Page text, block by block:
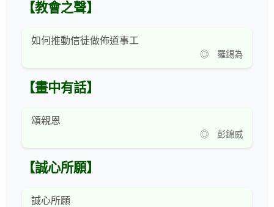
【教會之聲】
如何推動信徒做佈道事工
◎ 羅錫為
【畫中有話】
頌親恩
◎ 彭錦威
【誠心所願】
誠心所願